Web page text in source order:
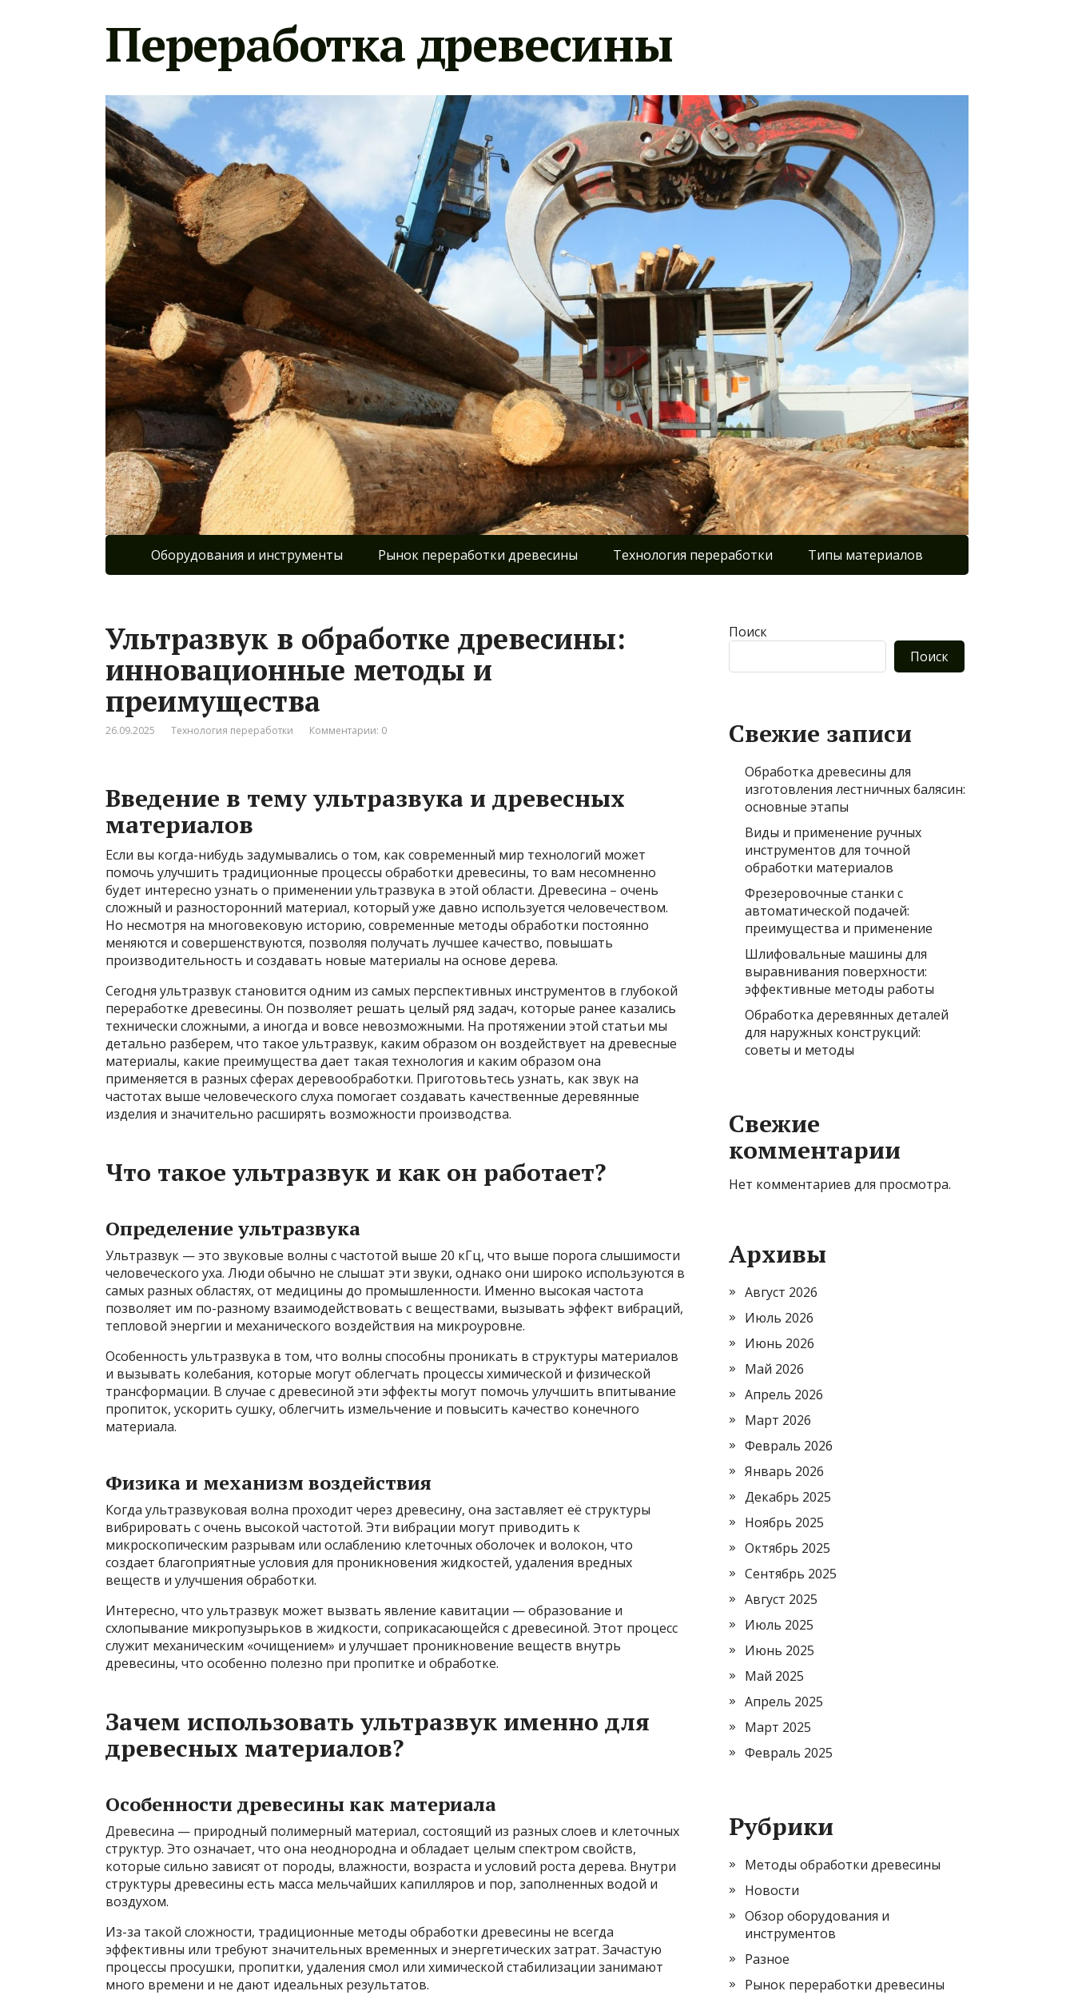
Переработка древесины
Оборудования и инструменты Рынок переработки древесины Технология переработки Типы материалов
Ультразвук в обработке древесины:
инновационные методы и
преимущества
26.09.2025 Технология переработки Комментарии: 0
Введение в тему ультразвука и древесных
материалов
Если вы когда-нибудь задумывались о том, как современный мир технологий может
помочь улучшить традиционные процессы обработки древесины, то вам несомненно
будет интересно узнать о применении ультразвука в этой области. Древесина – очень
сложный и разносторонний материал, который уже давно используется человечеством.
Но несмотря на многовековую историю, современные методы обработки постоянно
меняются и совершенствуются, позволяя получать лучшее качество, повышать
производительность и создавать новые материалы на основе дерева.
Сегодня ультразвук становится одним из самых перспективных инструментов в глубокой
переработке древесины. Он позволяет решать целый ряд задач, которые ранее казались
технически сложными, а иногда и вовсе невозможными. На протяжении этой статьи мы
детально разберем, что такое ультразвук, каким образом он воздействует на древесные
материалы, какие преимущества дает такая технология и каким образом она
применяется в разных сферах деревообработки. Приготовьтесь узнать, как звук на
частотах выше человеческого слуха помогает создавать качественные деревянные
изделия и значительно расширять возможности производства.
Что такое ультразвук и как он работает?
Определение ультразвука
Ультразвук — это звуковые волны с частотой выше 20 кГц, что выше порога слышимости
человеческого уха. Люди обычно не слышат эти звуки, однако они широко используются в
самых разных областях, от медицины до промышленности. Именно высокая частота
позволяет им по-разному взаимодействовать с веществами, вызывать эффект вибраций,
тепловой энергии и механического воздействия на микроуровне.
Особенность ультразвука в том, что волны способны проникать в структуры материалов
и вызывать колебания, которые могут облегчать процессы химической и физической
трансформации. В случае с древесиной эти эффекты могут помочь улучшить впитывание
пропиток, ускорить сушку, облегчить измельчение и повысить качество конечного
материала.
Физика и механизм воздействия
Когда ультразвуковая волна проходит через древесину, она заставляет её структуры
вибрировать с очень высокой частотой. Эти вибрации могут приводить к
микроскопическим разрывам или ослаблению клеточных оболочек и волокон, что
создает благоприятные условия для проникновения жидкостей, удаления вредных
веществ и улучшения обработки.
Интересно, что ультразвук может вызвать явление кавитации — образование и
схлопывание микропузырьков в жидкости, соприкасающейся с древесиной. Этот процесс
служит механическим «очищением» и улучшает проникновение веществ внутрь
древесины, что особенно полезно при пропитке и обработке.
Зачем использовать ультразвук именно для
древесных материалов?
Особенности древесины как материала
Древесина — природный поли­мерный материал, состоящий из разных слоев и клеточных
структур. Это означает, что она неоднородна и обладает целым спектром свойств,
которые сильно зависят от породы, влажности, возраста и условий роста дерева. Внутри
структуры древесины есть масса мельчайших капилляров и пор, заполненных водой и
воздухом.
Из-за такой сложности, традиционные методы обработки древесины не всегда
эффективны или требуют значительных временных и энергетических затрат. Зачастую
процессы просушки, пропитки, удаления смол или химической стабилизации занимают
много времени и не дают идеальных результатов.
Поиск
Поиск
Свежие записи
Обработка древесины для
изготовления лестничных балясин:
основные этапы
Виды и применение ручных
инструментов для точной
обработки материалов
Фрезеровочные станки с
автоматической подачей:
преимущества и применение
Шлифовальные машины для
выравнивания поверхности:
эффективные методы работы
Обработка деревянных деталей
для наружных конструкций:
советы и методы
Свежие
комментарии
Нет комментариев для просмотра.
Архивы
Август 2026
Июль 2026
Июнь 2026
Май 2026
Апрель 2026
Март 2026
Февраль 2026
Январь 2026
Декабрь 2025
Ноябрь 2025
Октябрь 2025
Сентябрь 2025
Август 2025
Июль 2025
Июнь 2025
Май 2025
Апрель 2025
Март 2025
Февраль 2025
Рубрики
Методы обработки древесины
Новости
Обзор оборудования и
инструментов
Разное
Рынок переработки древесины